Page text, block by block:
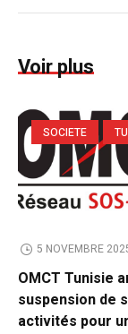
Voir plus
SOCIETE
5 NOVEMBRE
OMCT Tunisie
suspension de
activités pour